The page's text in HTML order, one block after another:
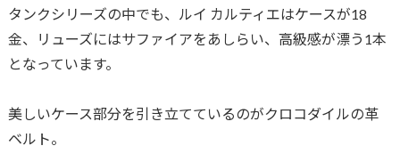
タンクシリーズの中でも、ルイ カルティエはケースが18
金、リューズにはサファイアをあしらい、高級感が漂う1本
となっています。
美しいケース部分を引き立てているのがクロコダイルの革
ベルト。